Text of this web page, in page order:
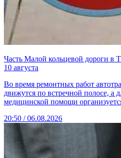
Часть Малой кольцевой дороги в
10 августа
Во время ремонтных работ
движутся по встречной полосе, а
медицинской помощи
20:50 / 06.08.2026